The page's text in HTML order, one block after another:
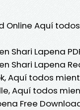
Online Aquí
Shari Lapena
Shari Lapena
Aquí todos
Aquí todos
Free